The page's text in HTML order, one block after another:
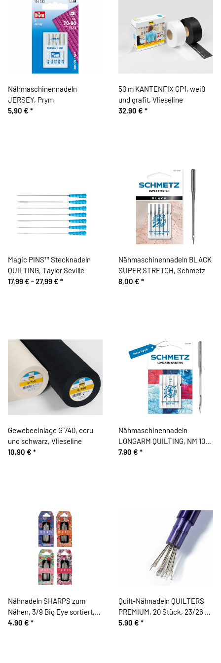
Nähmaschinennadeln
JERSEY, Prym
5,90 € *
50 m KANTENFIX GP1, weiß
und grafit, Vlieseline
32,90 € *
Magic PINS™ Stecknadeln
QUILTING, Taylor Seville
17,99 € -27,99 € *
Nähmaschinennadeln BLACK
SUPER STRETCH, Schmetz
8,00 € *
Gewebeeinlage G 740, ecru
und schwarz, Vlieseline
10,90 € *
Nähmaschinennadeln
LONGARM QUILTING, NM 100,
Schmetz
7,90 € *
Nähnadeln SHARPS zum
Nähen, 3/9 Big Eye sortiert,
Bohin
4,90 € *
Quilt-Nähnadeln QUILTERS
PREMIUM, 20 Stück, 23/26 x
0,58/0,6 mm
5,90 € *